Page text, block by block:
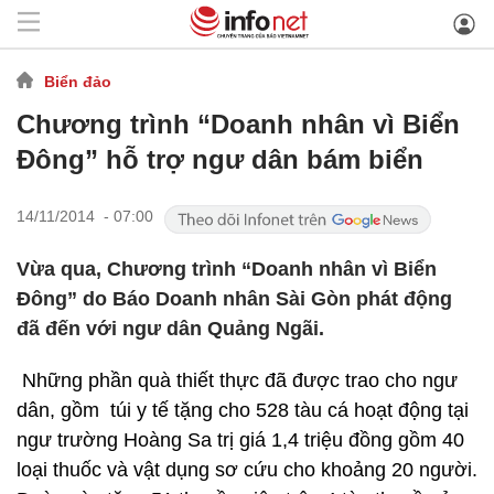
Biển đảo
Chương trình “Doanh nhân vì Biển
Đông” hỗ trợ ngư dân bám biển
14/11/2014 - 07:00
Vừa qua, Chương trình “Doanh nhân vì Biển
Đông” do Báo Doanh nhân Sài Gòn phát động
đã đến với ngư dân Quảng Ngãi.
Những phần quà thiết thực đã được trao cho ngư
dân, gồm túi y tế tặng cho 528 tàu cá hoạt động tại
ngư trường Hoàng Sa trị giá 1,4 triệu đồng gồm 40
loại thuốc và vật dụng sơ cứu cho khoảng 20 người.